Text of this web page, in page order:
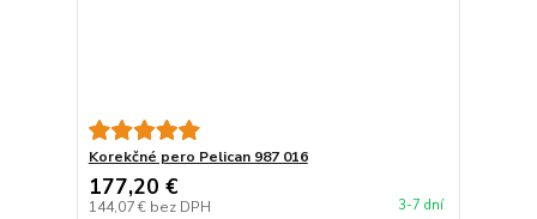
Korekčné pero Pelican 987 016
177,20 €
144,07 € bez DPH 3-7 dní